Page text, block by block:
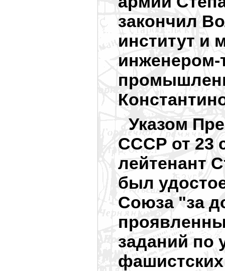
закончил
институт и
инженером-
Указом
СССР от 23
лейтенант
был
Союза "за
заданий по